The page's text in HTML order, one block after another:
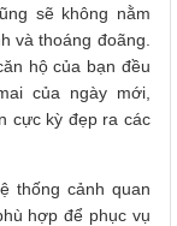
sẽ không nằm
và thoáng đoãng.
hộ của bạn đều
của ngày mới,
cực kỳ đẹp ra các
thống cảnh quan
hợp để phục vụ